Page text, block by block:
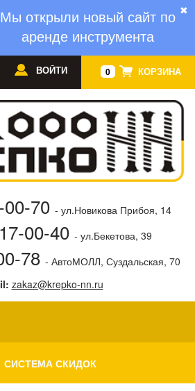
✖
Мы открыли новый сайт по
аренде инструмента
0 КОРЗИНА
ВОЙТИ
70 - ул.Новикова Прибоя, 14
00-40 - ул.Бекетова, 39
78 - АвтоМОЛЛ, Суздальская, 70
zakaz@krepko-nn.ru
СИСТЕМА СКИДОК